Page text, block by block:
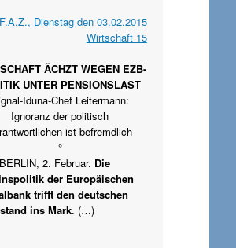
F.A.Z., Dienstag den 03.02.2015
Wirtschaft 15
ÄCHZT WEGEN EZB-
UNTER PENSIONSLAST
Iduna-Chef Leitermann:
Ignoranz der politisch
ist befremdlich
°
2. Februar. Die
der Europäischen
trifft den deutschen
ins Mark. (…)